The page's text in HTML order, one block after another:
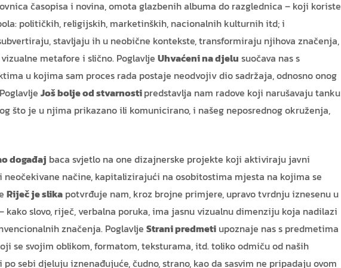
časopisa i novina, omota glazbenih albuma do razglednica – koji koriste
političkih, religijskih, marketinških, nacionalnih kulturnih itd; i
stavljaju ih u neobične kontekste, transformiraju njihova značenja,
metafore i slično. Poglavlje Uhvaćeni na djelu suočava nas s
u kojima sam proces rada postaje neodvojiv dio sadržaja, odnosno onog
Još bolje od stvarnostipredstavlja nam radove koji narušavaju tanku
što je u njima prikazano ili komunicirano, i našeg neposrednog okruženja,
događaj baca svjetlo na one dizajnerske projekte koji aktiviraju javni
neočekivane načine, kapitalizirajući na osobitostima mjesta na kojima se
Riječ je slika potvrđuje nam, kroz brojne primjere, upravo tvrdnju iznesenu u
kako slovo, riječ, verbalna poruka, ima jasnu vizualnu dimenziju koja nadilazi
značenja. Poglavlje Strani predmeti upoznaje nas s predmetima
se svojim oblikom, formatom, teksturama, itd. toliko odmiču od naših
sebi djeluju iznenađujuće, čudno, strano, kao da sasvim ne pripadaju ovom